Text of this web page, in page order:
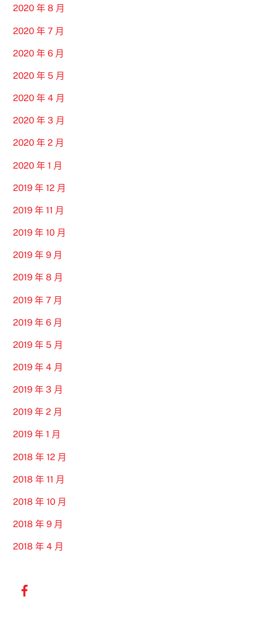
2020 年 8 月
2020 年 7 月
2020 年 6 月
2020 年 5 月
2020 年 4 月
2020 年 3 月
2020 年 2 月
2020 年 1 月
2019 年 12 月
2019 年 11 月
2019 年 10 月
2019 年 9 月
2019 年 8 月
2019 年 7 月
2019 年 6 月
2019 年 5 月
2019 年 4 月
2019 年 3 月
2019 年 2 月
2019 年 1 月
2018 年 12 月
2018 年 11 月
2018 年 10 月
2018 年 9 月
2018 年 4 月